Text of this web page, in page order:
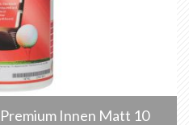
Innen Matt 10